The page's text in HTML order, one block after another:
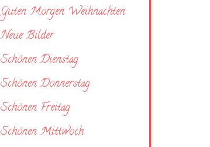
Guten Morgen Weihnachten
Neue Bilder
Schönen Dienstag
Schönen Donnerstag
Schönen Freitag
Schönen Mittwoch